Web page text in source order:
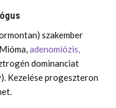
szakember
adenomiózis,
dominanciat
Kezelése progeszteron